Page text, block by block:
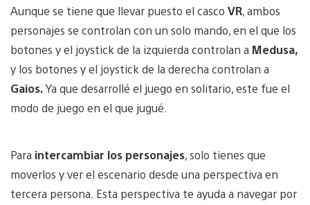
Aunque se tiene que llevar puesto el casco VR, ambos
personajes se controlan con un solo mando, en el que los
botones y el joystick de la izquierda controlan a Medusa,
y los botones y el joystick de la derecha controlan a
Gaios.Ya que desarrollé el juego en solitario, este fue el
modo de juego en el que jugué.
Para intercambiar los personajes, solo tienes que
moverlos y ver el escenario desde una perspectiva en
tercera persona. Esta perspectiva te ayuda a navegar por